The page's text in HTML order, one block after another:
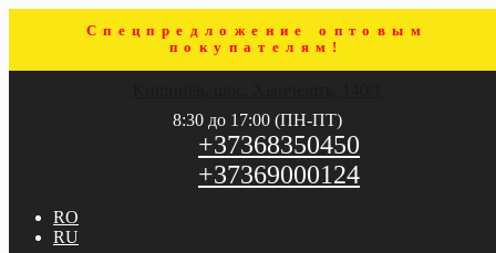
Спецпредложение оптовым
покупателям!
8:30 до 17:00 (ПН-ПТ)
+37368350450
+37369000124
RO
RU